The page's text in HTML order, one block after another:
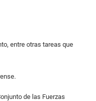
entre otras tareas que
de las Fuerzas